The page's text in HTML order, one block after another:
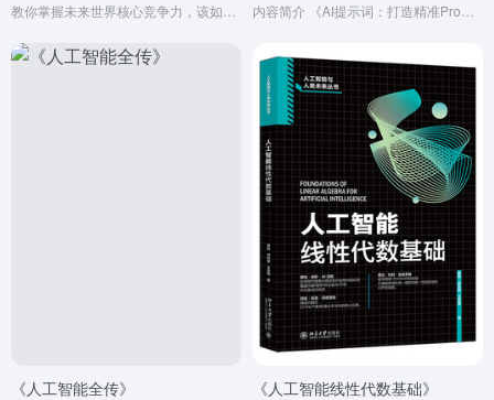
教你掌握未来世界核心竞争力，该如何正确、有效地使用人工智能工具 内容简介 《AI提示词：打造精准Prompt的对话力与创造力》这是一本深入又实用、理论与实战并重、并关注未来趋势的AI Prompt专书。无论你是想要学AI沟通、加速工作、提升创造力、规...
《人工智能全传》 《人工智能线性代数基础》